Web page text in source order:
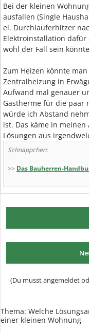
Bei der kleinen
ausfallen (Single
el. Durchlauferhitzer
Elektroinstallation dafür
wohl der Fall sein
Zum Heizen könnte
Zentralheizung in
Aufwand mal genauer
Gastherme für die paar
würde ich Abstand
ist. Das käme in
Lösungen aus
Schnäppchen:
>> Das Bauherren-
(Du musst angemeldet
Thema: Welche
einer kleinen Wohnung